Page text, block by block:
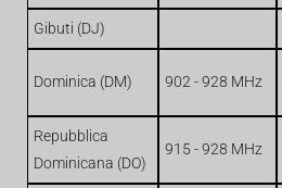
Gibuti (DJ)
Dominica (DM) 902 - 928 MHz
Repubblica
Dominicana (DO)
915 - 928 MHz